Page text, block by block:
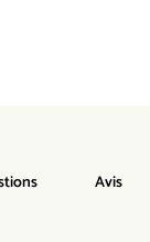
Avis